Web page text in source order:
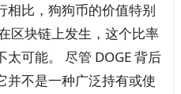
相比，狗狗币的价值特别
区块链上发生，这个比率
可能。 尽管 DOGE 背后
并不是一种广泛持有或使